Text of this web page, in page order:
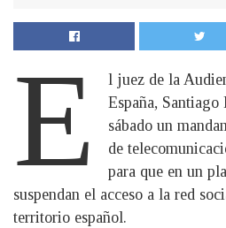
E
l juez de la
España, Santiago
sábado un
de
para que en un
suspendan el acceso a la red
territorio español.